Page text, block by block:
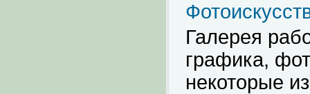
Галерея
графика,
некоторые